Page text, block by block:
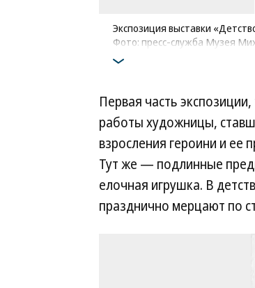
Экспозиция выставки
Фото: пресс-служба Музея
Первая часть
работы художницы,
взросления героини и ее
Тут же — подлинные
елочная игрушка. В
празднично мерцают по